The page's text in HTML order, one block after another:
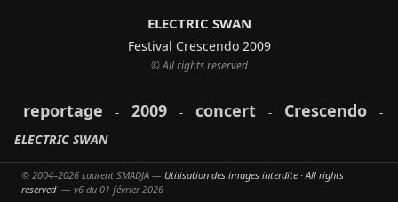
reportage - 2009 - concert - Crescendo -
ELECTRIC SWAN
Partager
ELECTRIC SWAN
Festival Crescendo 2009
© All rights reserved
© 2004–2026 Laurent SMADJA — Utilisation des images interdite · All rights
reserved— v6 du 01 février 2026